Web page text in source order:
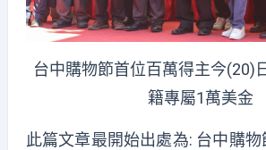
台中購物節首位百萬得主今(20)
籍專屬1萬美金
此篇文章最開始出處為: 台中購